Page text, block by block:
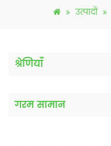
उत्पादों
श्रेणियाँ
गरम सामान